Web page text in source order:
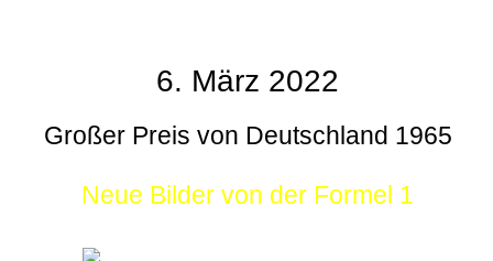
6. März 2022
Großer Preis von Deutschland 1965
Neue Bilder von der Formel 1